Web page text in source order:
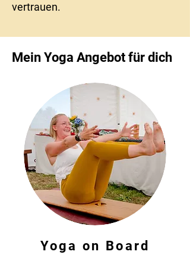
vertrauen.
Mein Yoga Angebot für dich
Yoga on Board